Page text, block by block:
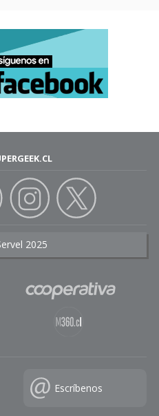
2025
Escríbenos